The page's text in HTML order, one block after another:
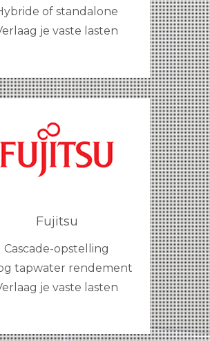
of standalone
je vaste lasten
Fujitsu
Cascade-opstelling
tapwater rendement
je vaste lasten